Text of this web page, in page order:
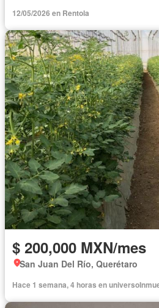
12/05/2026 en Rentola
$ 200,000 MXN/mes
San Juan Del Río, Querétaro
Hace 1 semana, 4 horas en